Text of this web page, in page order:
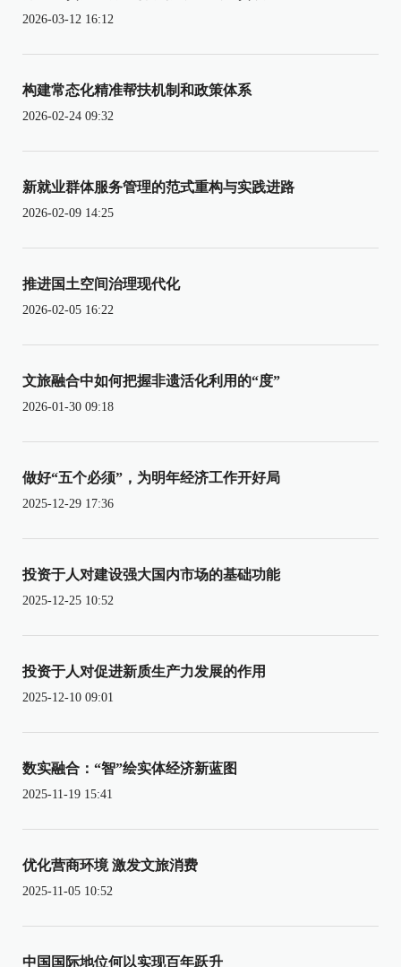
2026-03-12 16:12
构建常态化精准帮扶机制和政策体系
2026-02-24 09:32
新就业群体服务管理的范式重构与实践进路
2026-02-09 14:25
推进国土空间治理现代化
2026-02-05 16:22
文旅融合中如何把握非遗活化利用的“度”
2026-01-30 09:18
做好“五个必须”，为明年经济工作开好局
2025-12-29 17:36
投资于人对建设强大国内市场的基础功能
2025-12-25 10:52
投资于人对促进新质生产力发展的作用
2025-12-10 09:01
数实融合：“智”绘实体经济新蓝图
2025-11-19 15:41
优化营商环境 激发文旅消费
2025-11-05 10:52
中国国际地位何以实现百年跃升